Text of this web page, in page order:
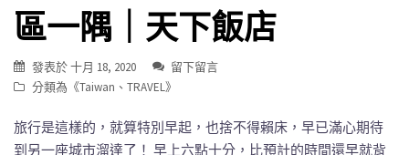
區一隅｜天下飯店
發表於十月 18, 2020
留下留言
分類為《Taiwan 、 TRAVEL》
旅行是這樣的，就算特別早起，也捨不得賴床，早已滿心期待
到另一座城市溜達了！ 早上六點十分，比預計的時間還早就背